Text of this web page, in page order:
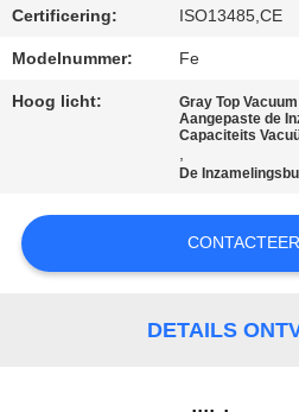
Certificering: ISO13485,CE
Modelnummer: Fe
Hoog licht: Gray Top
Aangepaste de
Capaciteits
,
De
DETAILS